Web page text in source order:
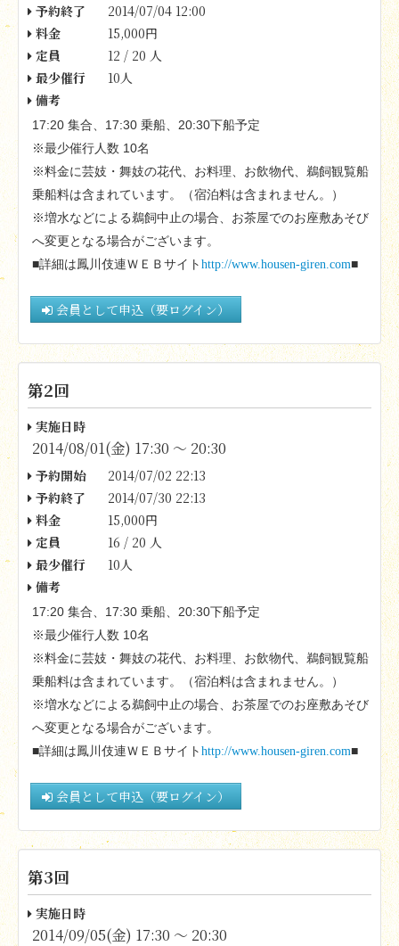
予約終了
2014/07/04 12:00
料金
15,000円
定員
12 / 20 人
最少催行
10人
備考
17:20 集合、 17:30 乗船、 20:30下船予定
※最少催行人数 10名
※料金に芸妓・舞妓の花代、お料理、お飲物代、鵜飼観覧船
乗船料は含まれています。（宿泊料は含まれません。）
※増水などによる鵜飼中止の場合、お茶屋でのお座敷あそび
へ変更となる場合がございます。
■詳細は鳳川伎連ＷＥＢサイト http://www.housen-giren.com■
会員として申込（要ログイン）
第2回
実施日時
2014/08/01(金) 17:30 〜 20:30
予約開始
2014/07/02 22:13
予約終了
2014/07/30 22:13
料金
15,000円
定員
16 / 20 人
最少催行
10人
備考
17:20 集合、 17:30 乗船、 20:30下船予定
※最少催行人数 10名
※料金に芸妓・舞妓の花代、お料理、お飲物代、鵜飼観覧船
乗船料は含まれています。（宿泊料は含まれません。）
※増水などによる鵜飼中止の場合、お茶屋でのお座敷あそび
へ変更となる場合がございます。
■詳細は鳳川伎連ＷＥＢサイト http://www.housen-giren.com■
会員として申込（要ログイン）
第3回
実施日時
2014/09/05(金) 17:30 〜 20:30